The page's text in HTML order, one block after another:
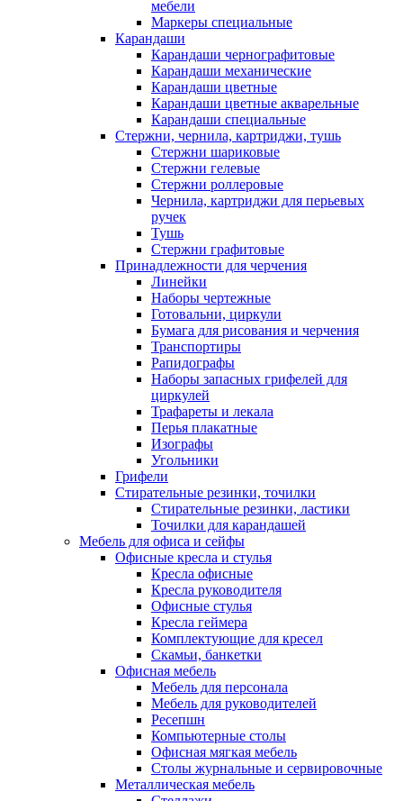
мебели
Маркеры специальные
Карандаши
Карандаши чернографитовые
Карандаши механические
Карандаши цветные
Карандаши цветные акварельные
Карандаши специальные
Стержни, чернила, картриджи, тушь
Стержни шариковые
Стержни гелевые
Стержни роллеровые
Чернила, картриджи для перьевых
ручек
Тушь
Стержни графитовые
Принадлежности для черчения
Линейки
Наборы чертежные
Готовальни, циркули
Бумага для рисования и черчения
Транспортиры
Рапидографы
Наборы запасных грифелей для
циркулей
Трафареты и лекала
Перья плакатные
Изографы
Угольники
Грифели
Стирательные резинки, точилки
Стирательные резинки, ластики
Точилки для карандашей
Мебель для офиса и сейфы
Офисные кресла и стулья
Кресла офисные
Кресла руководителя
Офисные стулья
Кресла геймера
Комплектующие для кресел
Скамьи, банкетки
Офисная мебель
Мебель для персонала
Мебель для руководителей
Ресепшн
Компьютерные столы
Офисная мягкая мебель
Столы журнальные и сервировочные
Металлическая мебель